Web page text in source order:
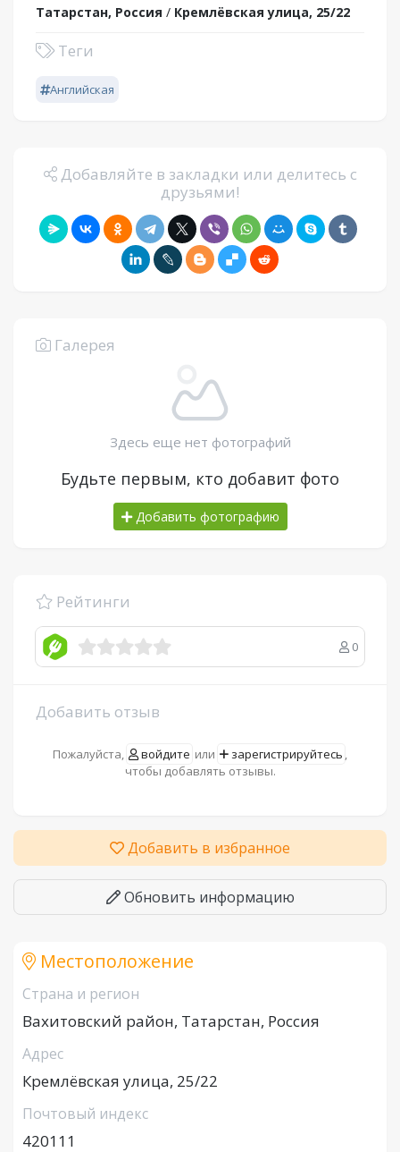
Татарстан, Россия / Кремлёвская улица, 25/22
Теги
Английская
Добавляйте в закладки или делитесь с
друзьями!
Галерея
Здесь еще нет фотографий
Будьте первым, кто добавит фото
Добавить фотографию
Рейтинги
0
Добавить отзыв
Пожалуйста, войдите или зарегистрируйтесь ,
чтобы добавлять отзывы.
Добавить в избранное
Обновить информацию
Местоположение
Страна и регион
Вахитовский район, Татарстан, Россия
Адрес
Кремлёвская улица, 25/22
Почтовый индекс
420111